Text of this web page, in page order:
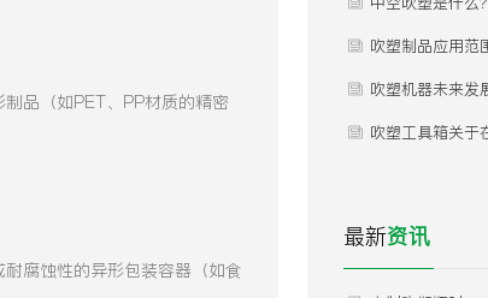
品（如PET、PP材质的精密
腐蚀性的异形包装容器（如食
致的，如何提前
吹塑制品应用范
吹塑机器未来发
看！！
吹塑工具箱关于
最新资讯